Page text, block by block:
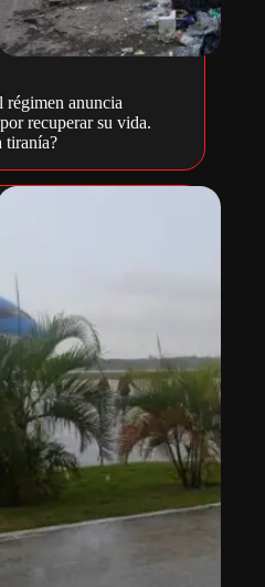
régimen anuncia
recuperar su vida.
tiranía?